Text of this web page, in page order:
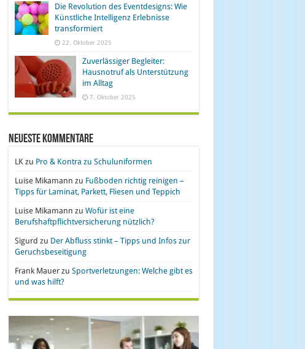
Die Revolution des Eventdesigns: Wie
Künstliche Intelligenz Erlebnisse
transformiert
22. Oktober 2025
Zuverlässiger Begleiter:
Hausnotruf als Unterstützung
im Alltag
7. Oktober 2025
Neueste Kommentare
LKzu Pro & Kontra zu Schuluniformen
Luise Mikamann zu Fußboden richtig reinigen –
Tipps für Laminat, Parkett, Fliesen und Teppich
Luise Mikamann zu Wofür ist eine
Berufshaftpflichtversicherung nützlich?
Sigurd zu Der Abfluss stinkt – Tipps und Infos zur
Geruchsbeseitigung
Frank Mauerzu Sportverletzungen: Welche gibt es
und was hilft?